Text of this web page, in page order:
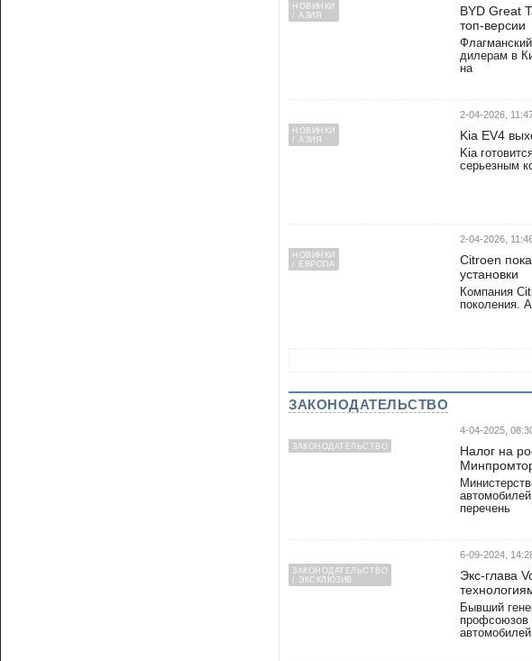
НОВИНКИ
/ АЗИЯ
BYD Great
топ-версии
дилерам в
на
НОВИНКИ
/ АЗИЯ
2-04-2026,
Kia EV4
Kia
серьезным
НОВИНКИ
/ ЕВРОПА
2-04-2026,
Citroen
установки
Компания
поколения.
ЗАКОНОДАТЕЛЬСТВО
ЗАКОНОДАТЕЛЬСТВО
4-04-2025,
Налог на
перечень
ЗАКОНОДАТЕЛЬСТВО
/ ЭКСКЛЮЗИВ
6-09-2024,
Экс-глава
Бывший
профсоюзов